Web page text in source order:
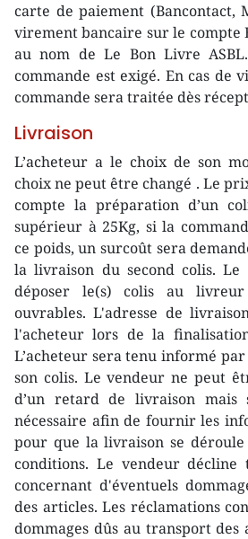
carte de paiement (Bancontact,
virement bancaire sur le compte
au nom de Le Bon Livre
commande est exigé. En cas de
commande sera traitée dès
Livraison
L’acheteur a le choix de son
choix ne peut être changé . Le
compte la préparation d’un
supérieur à 25Kg, si la
ce poids, un surcoût sera
la livraison du second colis. Le
déposer le(s) colis au
ouvrables. L'adresse de
l'acheteur lors de la
L’acheteur sera tenu informé
son colis. Le vendeur ne peut
d’un retard de livraison mais
nécessaire afin de fournir les
pour que la livraison se
conditions. Le vendeur décline
concernant d'éventuels
des articles. Les réclamations
dommages dûs au transport